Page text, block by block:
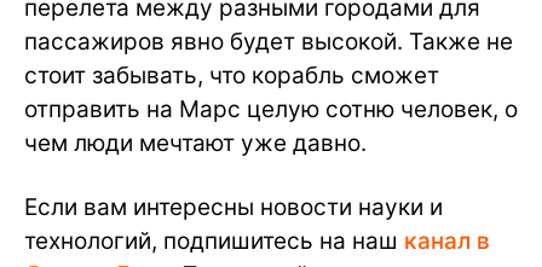
перелета между разными городами для
пассажиров явно будет высокой. Также не
стоит забывать, что корабль сможет
отправить на Марс целую сотню человек, о
чем люди мечтают уже давно.
Если вам интересны новости науки и
технологий, подпишитесь на наш канал в